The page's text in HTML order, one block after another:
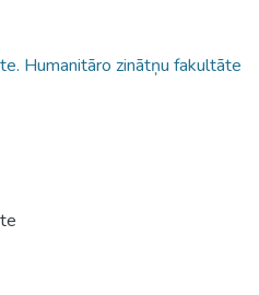
Humanitāro zinātņu fakultāte